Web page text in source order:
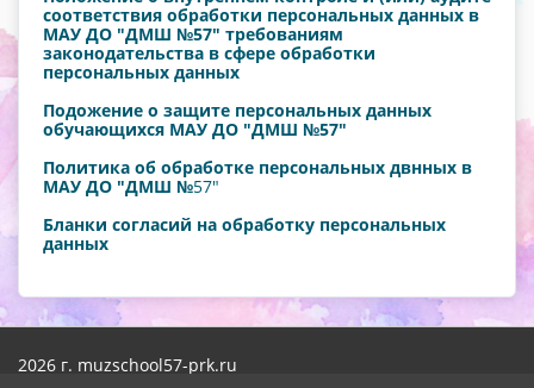
соответствия обработки персональных данных в
МАУ ДО "ДМШ №57" требованиям
законодательства в сфере обработки
персональных данных
Подожение о защите персональных данных
обучающихся МАУ ДО "ДМШ №57"
Политика об обработке персональных двнных в
МАУ ДО "ДМШ №57"
Бланки согласий на обработку персональных
данных
2026 г. muzschool57-prk.ru